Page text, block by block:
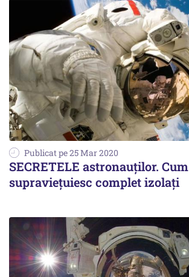
Publicat pe 25 Mar 2020
SECRETELE astronauţilor. Cum
supravieţuiesc complet izolaţi